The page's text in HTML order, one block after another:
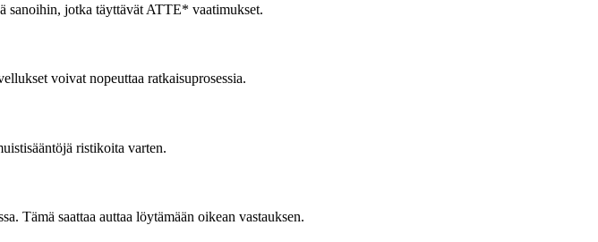
sanoihin, jotka täyttävät ATTE* vaatimukset.
voivat nopeuttaa ratkaisuprosessia.
ristikoita varten.
Tämä saattaa auttaa löytämään oikean vastauksen.